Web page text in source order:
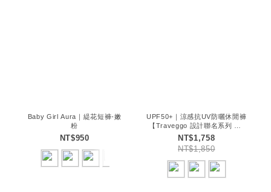
Baby Girl Aura｜緹花短褲-嫩
粉
NT$950
UPF50+｜涼感抗UV防曬休閒褲
【Traveggo 設計聯名系列 】-
白
NT$1,758
NT$1,850